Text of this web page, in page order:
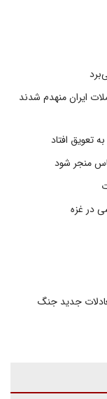
در حملات ایران منهدم شدند
تعویق افتاد
منجر شود
در غزه
جدید جنگ